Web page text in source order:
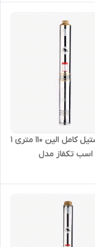
شناور استیل کامل الین 110 متری 1
اینچ 1/5 اسب تکفاز مدل